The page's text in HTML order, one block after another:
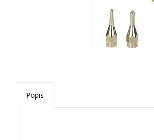
Popis